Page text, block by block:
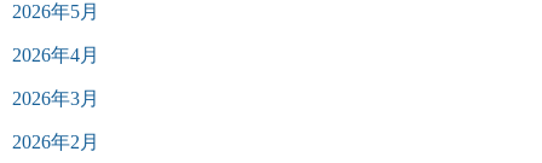
2026年5月
2026年4月
2026年3月
2026年2月